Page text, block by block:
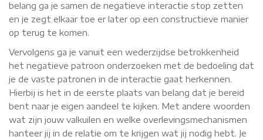
belang ga je samen de negatieve interactie stop zetten
en je zegt elkaar toe er later op een constructieve manier
op terug te komen.
Vervolgens ga je vanuit een wederzijdse betrokkenheid
het negatieve patroon onderzoeken met de bedoeling dat
je de vaste patronen in de interactie gaat herkennen.
Hierbij is het in de eerste plaats van belang dat je bereid
bent naar je eigen aandeel te kijken. Met andere woorden
wat zijn jouw valkuilen en welke overlevingsmechanismen
hanteer jij in de relatie om te krijgen wat jij nodig hebt. Je